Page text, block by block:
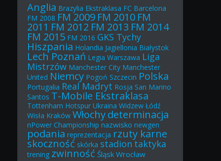
Anglia Brazylia Ekstraklasa FC Barcelona
FM 2008 FM 2009 FM 2010 FM
2011 FM 2012 FM 2013 FM 2014
FM 2015 FM 2016 GKS Tychy
Hiszpania Holandia Jagiellonia Białystok
Lech Poznań Legia Warszawa Liga
Mistrzów Manchester City Manchester
United Niemcy Pogoń Szczecin Polska
Portugalia Real Madryt Rosja San Marino
Santos T-Mobile Ekstraklasa
Tottenham Hotspur Ukraina Widzew Łódź
Wisła Kraków Włochy determinacja
nPower Championship nazwisko newgen
podania reprezentacja rzuty karne
skoczność skórka stadiontaktyka
trening zwinność Śląsk Wrocław